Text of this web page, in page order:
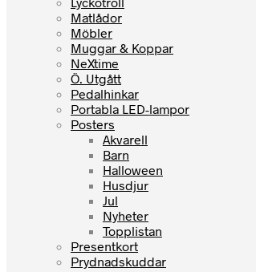
Matlådor
Möbler
Muggar & Koppar
NeXtime
Ö. Utgått
Pedalhinkar
Portabla LED-lampor
Posters
Akvarell
Barn
Halloween
Husdjur
Jul
Nyheter
Topplistan
Presentkort
Prydnadskuddar